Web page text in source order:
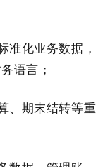
准化业务数据，
语言；
、期末结转等重